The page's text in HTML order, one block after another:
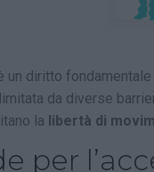
un diritto
da diverse
la libertà di
per